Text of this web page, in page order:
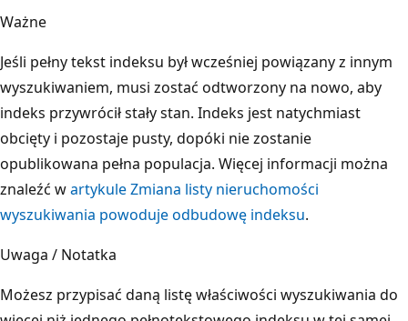
Ważne
Jeśli pełny tekst indeksu był wcześniej powiązany z innym
wyszukiwaniem, musi zostać odtworzony na nowo, aby
indeks przywrócił stały stan. Indeks jest natychmiast
obcięty i pozostaje pusty, dopóki nie zostanie
opublikowana pełna populacja. Więcej informacji można
znaleźć wartykule Zmiana listy nieruchomości
wyszukiwania powoduje odbudowę indeksu.
Uwaga / Notatka
Możesz przypisać daną listę właściwości wyszukiwania do